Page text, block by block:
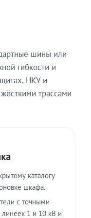
шины или
гибкости и
НКУ и
трассами
каталогу
шкафа.
с точными
1 и 10 кВ и